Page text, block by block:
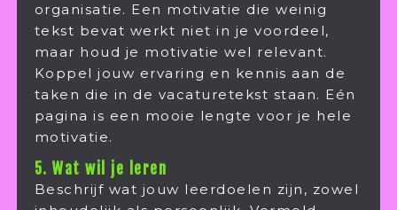
organisatie. Een motivatie die weinig
tekst bevat werkt niet in je voordeel,
maar houd je motivatie wel relevant.
Koppel jouw ervaring en kennis aan de
taken die in de vacaturetekst staan. Eén
pagina is een mooie lengte voor je hele
motivatie.
5. Wat wil je leren
Beschrijf wat jouw leerdoelen zijn, zowel